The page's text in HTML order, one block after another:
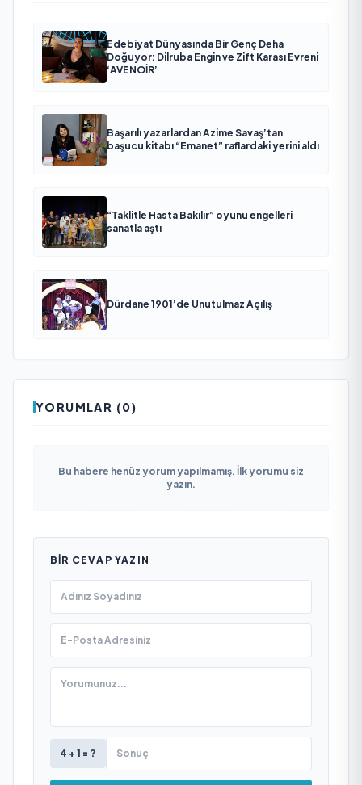
Edebiyat Dünyasında Bir Genç Deha
Doğuyor: Dilruba Engin ve Zift Karası Evreni
‘AVENOİR’
Başarılı yazarlardan Azime Savaş’tan
başucu kitabı “Emanet” raflardaki yerini aldı
“Taklitle Hasta Bakılır” oyunu engelleri
sanatla aştı
Dürdane 1901’de Unutulmaz Açılış
YORUMLAR (0)
Bu habere henüz yorum yapılmamış. İlk yorumu siz
yazın.
BIR CEVAP YAZIN
4 + 1 = ?